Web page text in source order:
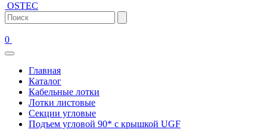
OSTEC
0
Главная
Каталог
Кабельные лотки
Лотки листовые
Секции угловые
Подъем угловой 90* с крышкой UGF